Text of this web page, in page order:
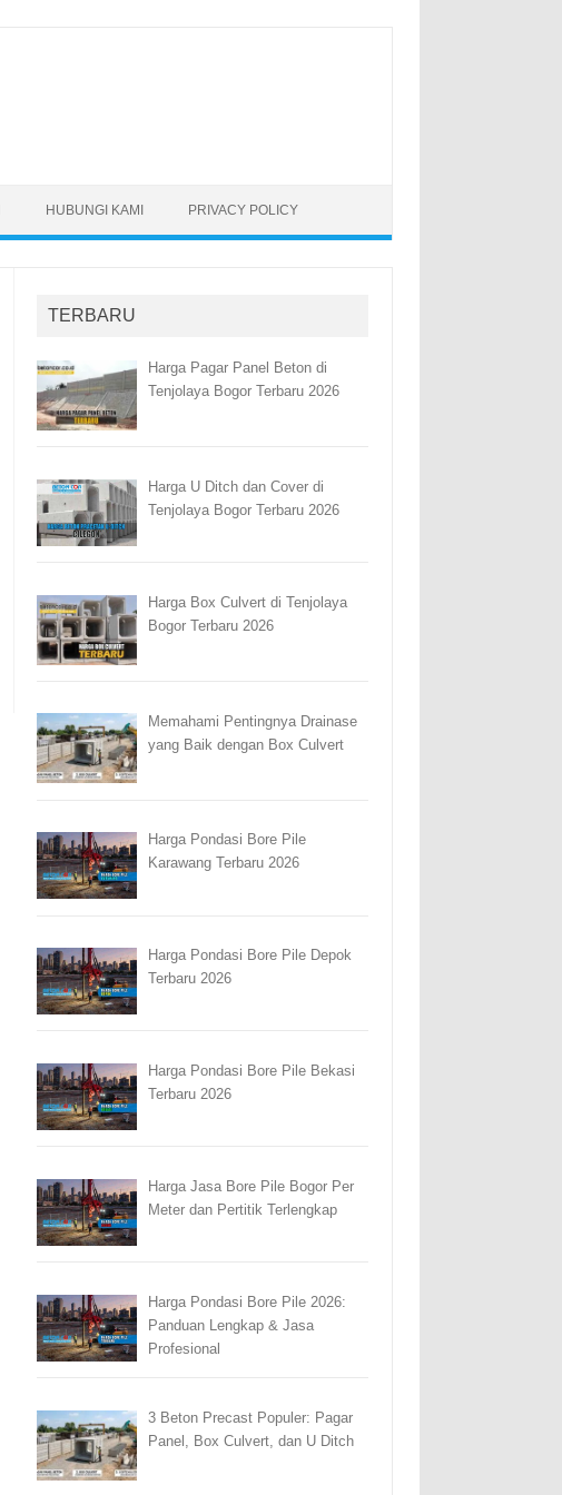
HUBUNGI KAMI PRIVACY POLICY
TERBARU
Harga Pagar Panel Beton di
Tenjolaya Bogor Terbaru 2026
Harga U Ditch dan Cover di
Tenjolaya Bogor Terbaru 2026
Harga Box Culvert di Tenjolaya
Bogor Terbaru 2026
Memahami Pentingnya Drainase
yang Baik dengan Box Culvert
Harga Pondasi Bore Pile
Karawang Terbaru 2026
Harga Pondasi Bore Pile Depok
Terbaru 2026
Harga Pondasi Bore Pile Bekasi
Terbaru 2026
Harga Jasa Bore Pile Bogor Per
Meter dan Pertitik Terlengkap
Harga Pondasi Bore Pile 2026:
Panduan Lengkap & Jasa
Profesional
3 Beton Precast Populer: Pagar
Panel, Box Culvert, dan U Ditch